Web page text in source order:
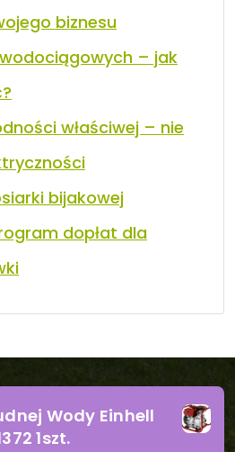
biznesu
– jak
właściwej – nie
bijakowej
dopłat dla
Wody Einhell
1szt.